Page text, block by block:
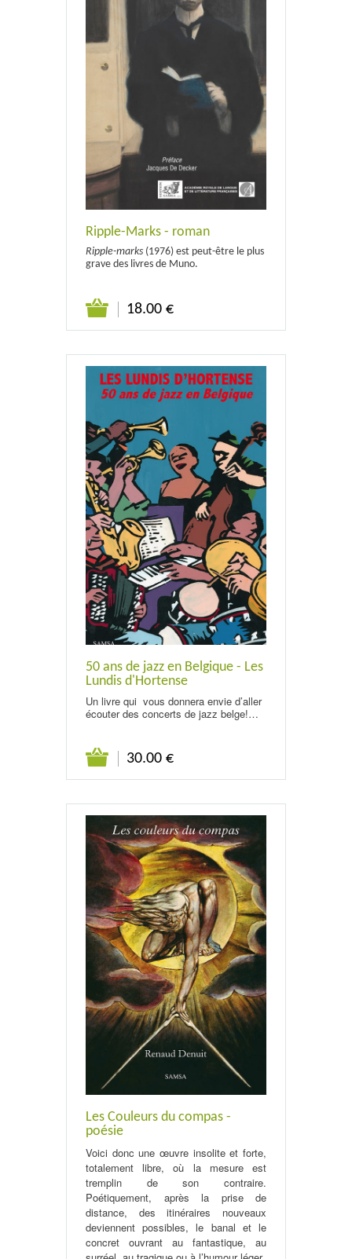
Ripple-Marks - roman
Ripple-marks (1976) est peut-être le plus
grave des livres de Muno.
18.00 €
50 ans de jazz en Belgique - Les
Lundis d'Hortense
Un livre qui vous donnera envie d’aller
écouter des concerts de jazz belge!…
30.00 €
Les Couleurs du compas -
poésie
Voici donc une œuvre insolite et forte,
totalement libre, où la mesure est
tremplin de son contraire.
Poétiquement, après la prise de
distance, des itinéraires nouveaux
deviennent possibles, le banal et le
concret ouvrant au fantastique, au